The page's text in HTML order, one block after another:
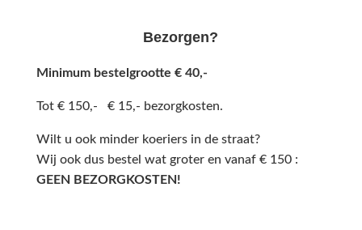
Bezorgen?
Minimum bestelgrootte € 40,-
Tot € 150,- € 15,- bezorgkosten.
Wilt u ook minder koeriers in de straat?
Wij ook dus bestel wat groter en vanaf € 150 :
GEEN BEZORGKOSTEN!